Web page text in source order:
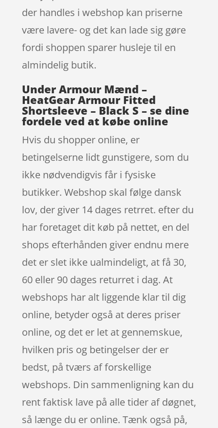
der handles i webshop kan priserne
være lavere- og det kan lade sig gøre
fordi shoppen sparer husleje til en
almindelig butik.
Under Armour Mænd –
HeatGear Armour Fitted
Shortsleeve – Black S – se dine
fordele ved at købe online
Hvis du shopper online, er
betingelserne lidt gunstigere, som du
ikke nødvendigvis får i fysiske
butikker. Webshop skal følge dansk
lov, der giver 14 dages retrret. efter du
har foretaget dit køb på nettet, en del
shops efterhånden giver endnu mere
det er slet ikke ualmindeligt, at få 30,
60 eller 90 dages returret i dag. At
webshops har alt liggende klar til dig
online, betyder også at deres priser
online, og det er let at gennemskue,
hvilken pris og betingelser der er
bedst, på tværs af forskellige
webshops. Din sammenligning kan du
rent faktisk lave på alle tider af døgnet,
så længe du er online. Tænk også på,